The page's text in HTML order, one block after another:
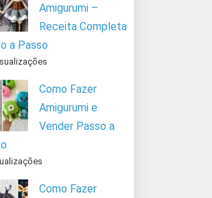
Amigurumi –
Receita Completa
a Passo
Como Fazer
Amigurumi e
Vender Passo a
Como Fazer